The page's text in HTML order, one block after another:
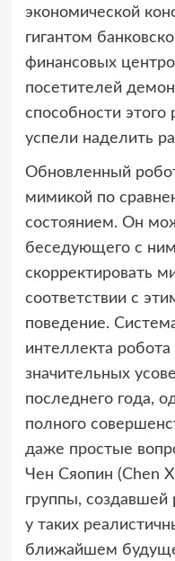
экономической
гигантом
финансовых
посетителей
способности
успели наделить
Обновленный
мимикой по
состоянием. Он
беседующего с
скорректировать
соответствии с
поведение.
интеллекта
значительных
последнего года,
полного
даже простые
Чен Сяопин (Chen
группы, создавшей
у таких
ближайшем